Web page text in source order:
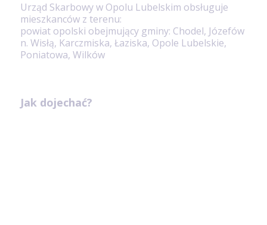
Urząd Skarbowy w Opolu Lubelskim obsługuje
mieszkanców z terenu:
powiat opolski obejmujący gminy: Chodel, Józefów
n. Wisłą, Karczmiska, Łaziska, Opole Lubelskie,
Poniatowa, Wilków
Jak dojechać?